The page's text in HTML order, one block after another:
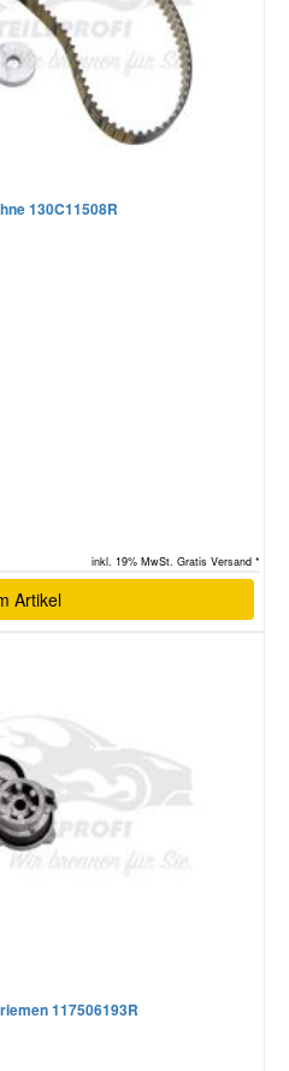
130C11508R
inkl. 19% MwSt. Gratis Versand *
Artikel
117506193R